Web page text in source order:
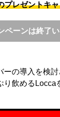
プレゼントキ
ペーンは終了
ーの導入を検
り飲めるLocca